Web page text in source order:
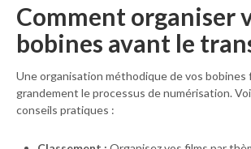
Comment organiser
bobines avant le
Une organisation méthodique de vos bobines
grandement le processus de numérisation.
conseils pratiques :